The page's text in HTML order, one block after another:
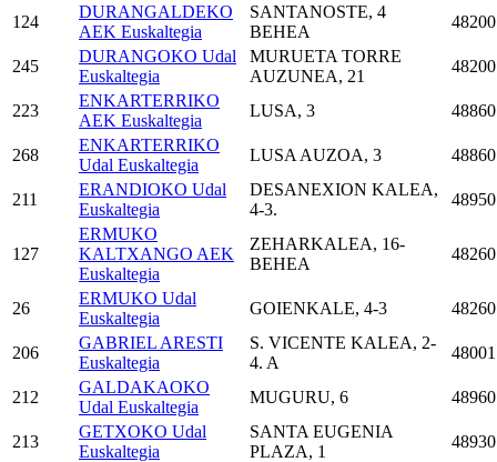
124
DURANGALDEKO
AEK Euskaltegia
SANTANOSTE, 4
BEHEA
48200
245
DURANGOKO Udal
Euskaltegia
MURUETA TORRE
AUZUNEA, 21
48200
223
ENKARTERRIKO
AEK Euskaltegia
LUSA, 3 48860
268
ENKARTERRIKO
Udal Euskaltegia
LUSA AUZOA, 3 48860
211
ERANDIOKO Udal
Euskaltegia
DESANEXION KALEA,
4-3.
48950
127
ERMUKO
KALTXANGO AEK
Euskaltegia
ZEHARKALEA, 16-
BEHEA
48260
26
ERMUKO Udal
Euskaltegia
GOIENKALE, 4-3 48260
206
GABRIEL ARESTI
Euskaltegia
S. VICENTE KALEA, 2-
4. A
48001
212
GALDAKAOKO
Udal Euskaltegia
MUGURU, 6 48960
213
GETXOKO Udal
Euskaltegia
SANTA EUGENIA
PLAZA, 1
48930